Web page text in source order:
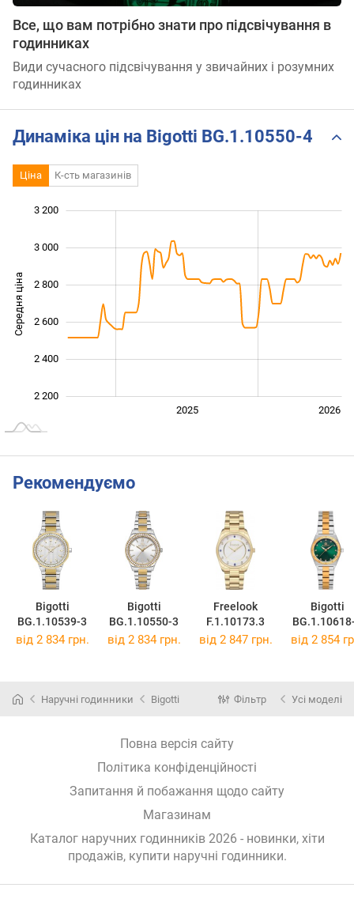
Все, що вам потрібно знати про підсвічування в
годинниках
Види сучасного підсвічування у звичайних і розумних
годинниках
Динаміка цін на Bigotti BG.1.10550-4
Ціна К-сть магазинів
Середня ціна
2 200
2 400
2 600
2 800
3 000
3 200
2025 2026
Рекомендуємо
Bigotti
BG.1.10539-3
Bigotti
BG.1.10550-3
Freelook
F.1.10173.3
Bigotti
від 2 834 грн. від 2 834 грн. від 2 847 грн. від 2 854
Наручні годинники Bigotti Фільтр Усі моделі
Повна версія сайту
Політика конфіденційності
Запитання й побажання щодо сайту
Магазинам
Каталог наручних годинників 2026 - новинки, хіти
продажів, купити наручні годинники.